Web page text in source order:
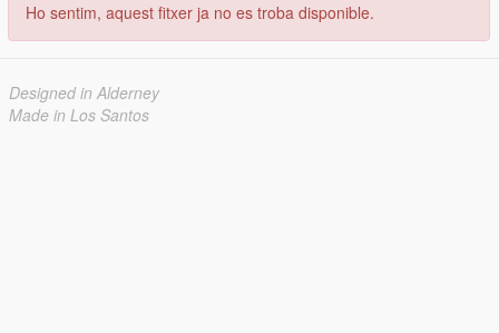
Ho sentim, aquest fitxer ja no es troba disponible.
Designed in Alderney
Made in Los Santos